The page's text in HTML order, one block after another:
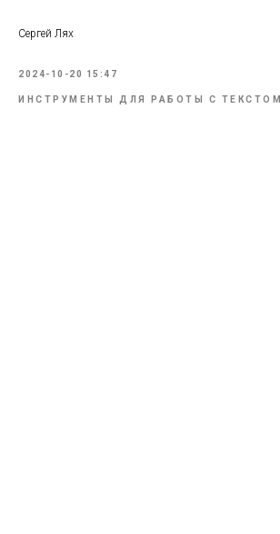
Сергей Лях
2024-10-20 15:47
ИНСТРУМЕНТЫ ДЛЯ РАБОТЫ С ТЕКСТОМ